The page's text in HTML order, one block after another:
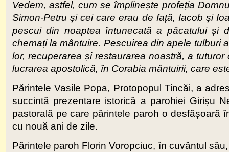
Vedem, astfel, cum se împlinește profeția
Simon-Petru și cei care erau de față, Iacob și
pescui din noaptea întunecată a păcatului și
chemați la mântuire. Pescuirea din apele tulburi
lor, recuperarea și restaurarea noastră, a
lucrarea apostolică, în Corabia mântuirii, care
Părintele Vasile Popa, Protopopul Tincăi, a
succintă prezentare istorică a parohiei Girișu
pastorală pe care părintele paroh o desfășoară
cu nouă ani de zile.
Părintele paroh Florin Voropciuc, în cuvântul